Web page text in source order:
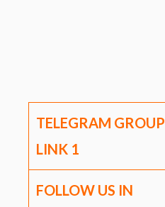
TELEGRAM GROUP
LINK 1
FOLLOW US IN